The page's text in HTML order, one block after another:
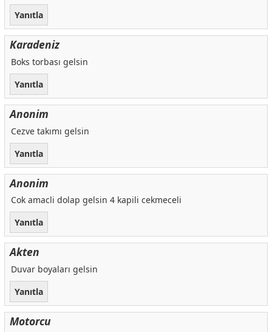
Yanıtla
Karadeniz
Boks torbası gelsin
Yanıtla
Anonim
Cezve takımı gelsin
Yanıtla
Anonim
Cok amacli dolap gelsin 4 kapili cekmeceli
Yanıtla
Akten
Duvar boyaları gelsin
Yanıtla
Motorcu